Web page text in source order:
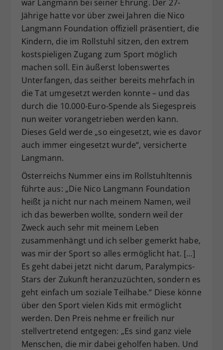
war Langmann bei seiner Ehrung. Der 27-
Jährige hatte vor über zwei Jahren die Nico
Langmann Foundation offiziell präsentiert, die
Kindern, die im Rollstuhl sitzen, den extrem
kostspieligen Zugang zum Sport möglich
machen soll. Ein äußerst lobenswertes
Unterfangen, das seither bereits mehrfach in
die Tat umgesetzt werden konnte – und das
durch die 10.000-Euro-Spende als Siegespreis
nun weiter vorangetrieben werden kann.
Dieses Geld werde „so eingesetzt, wie es davor
auch immer eingesetzt wurde“, versicherte
Langmann.
Österreichs Nummer eins im Rollstuhltennis
führte aus: „Die Nico Langmann Foundation
heißt ja nicht nur nach meinem Namen, weil
ich das bewerben wollte, sondern weil der
Zweck auch sehr mit meinem Leben
zusammenhängt und ich selber gemerkt habe,
was mir der Sport so alles ermöglicht hat. […]
Es geht dabei jetzt nicht darum, Paralympics-
Stars der Zukunft heranzuzüchten, sondern es
geht einfach um soziale Teilhabe.“ Diese könne
über den Sport vielen Kids mit ermöglicht
werden. Den Preis nehme er freilich nur
stellvertretend entgegen: „Es sind ganz viele
Menschen, die mir dabei geholfen haben. Und